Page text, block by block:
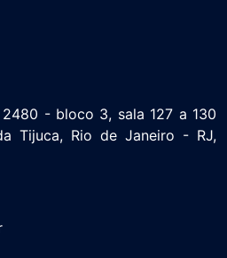
2480 - bloco 3, sala 127 a 130
Tijuca, Rio de Janeiro - RJ,